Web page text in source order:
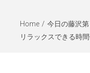
Home
今日の藤沢
リラックスできる時間